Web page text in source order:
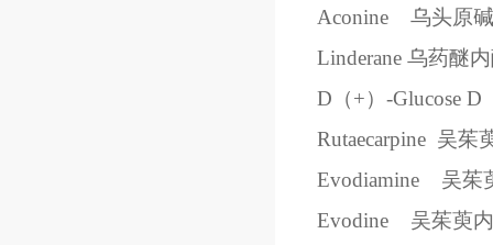
Aconine
乌头原碱
Linderane 乌药醚
D（+）-Glucose D
Rutaecarpine 吴茱
Evodiamine
吴茱
Evodine
吴茱萸